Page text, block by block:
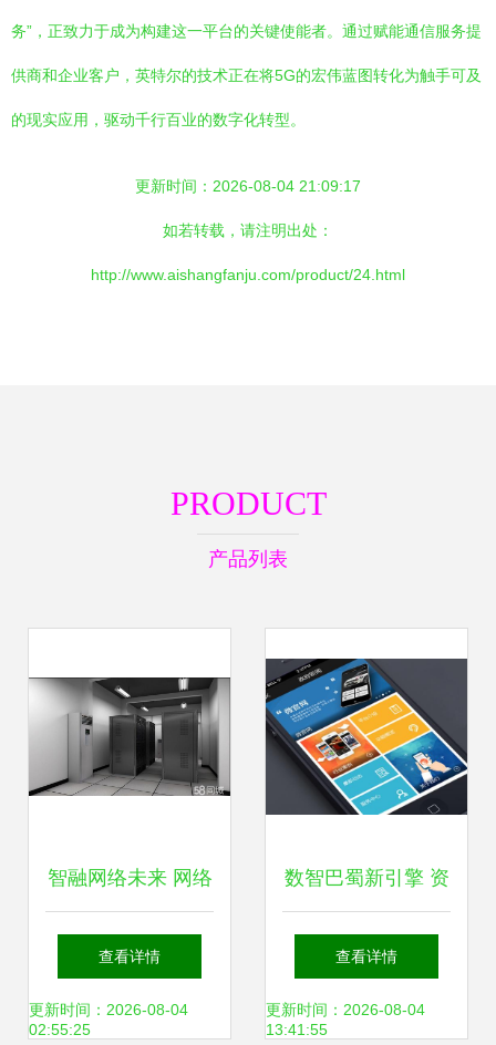
务”，正致力于成为构建这一平台的关键使能者。通过赋能通信服务提
供商和企业客户，英特尔的技术正在将5G的宏伟蓝图转化为触手可及
的现实应用，驱动千行百业的数字化转型。
更新时间：2026-08-04 21:09:17
如若转载，请注明出处：
http://www.aishangfanju.com/product/24.html
PRODUCT
产品列表
智融网络未来 网络
安全、弱电与办公
系统技术服务的全
查看详情
更新时间：2026-08-04
02:55:25
数智巴蜀新引擎 资
阳企业数字化转型
的破局之道
查看详情
更新时间：2026-08-04
13:41:55